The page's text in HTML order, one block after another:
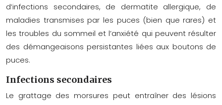
d’infections secondaires, de dermatite allergique, de
maladies transmises par les puces (bien que rares) et
les troubles du sommeil et l’anxiété qui peuvent résulter
des démangeaisons persistantes liées aux boutons de
puces.
Infections secondaires
Le grattage des morsures peut entraîner des lésions